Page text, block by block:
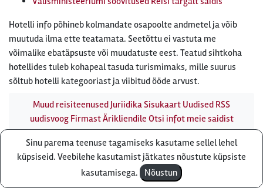
Hotelli info põhineb kolmandate osapoolte andmetel ja võib
muutuda ilma ette teatamata. Seetõttu ei vastuta me
võimalike ebatäpsuste või muudatuste eest. Teatud sihtkoha
hotellides tuleb kohapeal tasuda turismimaks, mille suurus
sõltub hotelli kategooriast ja viibitud ööde arvust.
Küsi pakkumist
Muud reisiteenusedJuriidikaSisukaart Uudised RSS
uudisvoog FirmastÄrikliendile Otsi infot meie saidist
Reisibüroo Reisiekspert, Roosikrantsi 8B Tallinn, Eesti - e-
post: ebyroo[ät]reisiekspert.ee - telefon:610 8600
Sinu parema teenuse tagamiseks kasutame sellel lehel
küpsiseid. Veebilehe kasutamist jätkates nõustute küpsiste
kasutamisega.
Nõustun